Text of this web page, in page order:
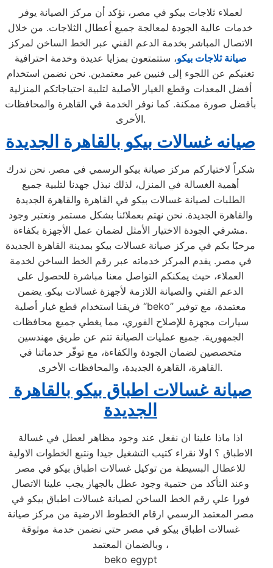
لعملاء ثلاجات بيكو في مصر، نؤكد أن مركز الصيانة يوفر
خدمات عالية الجودة لمعالجة جميع أعطال الثلاجات. من خلال
الاتصال المباشر بخدمة الدعم الفني عبر الخط الساخن لمركز
صيانةثلاجات بيكو، ستتمتعون بمزايا عديدة وخدمة احترافية
تغنيكم عن اللجوء إلى فنيين غير معتمدين. نحن نضمن استخدام
أفضل المعدات وقطع الغيار الأصلية لتلبية احتياجاتكم المنزلية
بأفضل صورة ممكنة. كما نوفر الخدمة في القاهرة والمحافظات
الأخرى.
صيانه غسالات بيكو بالقاهرة الجديدة
شكراً لاختياركم مركز صيانة بيكو الرسمي في مصر. نحن ندرك
أهمية الغسالة في المنزل، لذلك نبذل جهدنا لتلبية جميع
الطلبات لصيانة غسالات بيكو في القاهرة والقاهرة الجديدة
والقاهرة الجديدة. نحن نهتم بعملائنا بشكل مستمر ونعتبر وجود
مشرفي الجودة الاختيار الأمثل لضمان عمل الأجهزة بكفاءة.
مرحبًا بكم في مركز صيانة غسالات بيكو بمدينة القاهرة الجديدة
في مصر. يقدم المركز خدماته عبر رقم الخط الساخن لخدمة
العملاء، حيث يمكنكم التواصل معنا مباشرة للحصول على
الدعم الفني والصيانة اللازمة لأجهزة غسالات بيكو. يضمن
فريقنا استخدام قطع غيار أصلية “beko” معتمدة، مع توفير
سيارات مجهزة للإصلاح الفوري، مما يغطي جميع محافظات
الجمهورية. جميع عمليات الصيانة تتم عن طريق مهندسين
متخصصين لضمان الجودة والكفاءة، مع توفّر خدماتنا في
القاهرة، القاهرة الجديدة، والمحافظات الأخرى.
الجديدة
اذا ماذا علينا ان نفعل عند وجود مظاهر لعطل في غسالة
الاطباق ؟ اولا نقراء كتيب التشغيل جيدا ونتبع الخطوات الاولية
للاعطال البسيطة من توكيل غسالات اطباق بيكو في مصر
وعند التأكد من حتمية وجود عطل بالجهاز يجب علينا الاتصال
فورا علي رقم الخط الساخن لصيانة غسالات اطباق بيكو في
مصر المعتمد الرسمي ارقام الخطوط الارضية من مركز صيانة
غسالات اطباق بيكو في مصر حتي نضمن خدمة موثوقة
وبالضمان المعتمد ،
beko egypt